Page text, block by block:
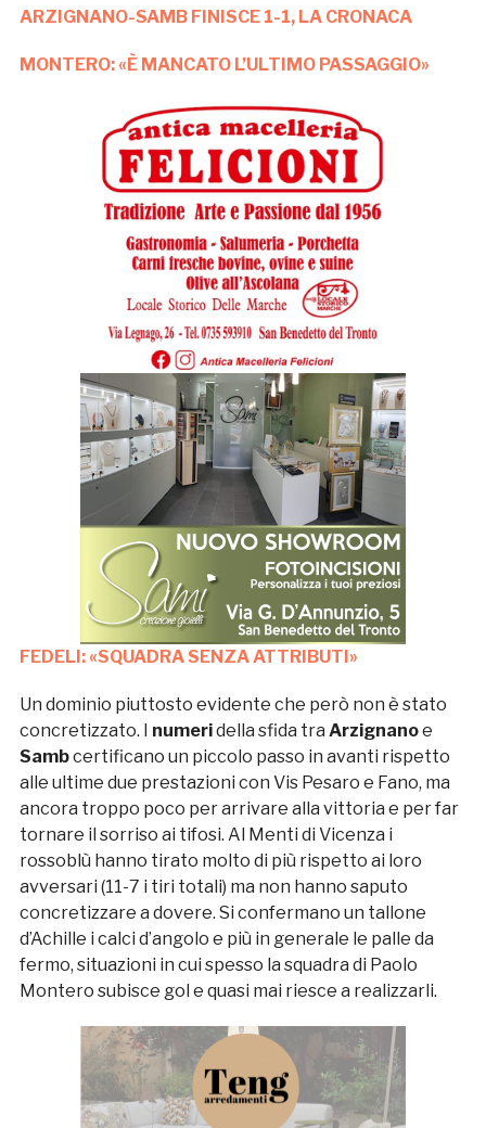
ARZIGNANO-SAMB FINISCE 1-1, LA CRONACA
MONTERO: «È MANCATO L’ULTIMO PASSAGGIO»
FEDELI: «SQUADRA SENZA ATTRIBUTI»
Un dominio piuttosto evidente che però non è stato
concretizzato. I numeridella sfida tra Arzignanoe
Sambcertificano un piccolo passo in avanti rispetto
alle ultime due prestazioni con Vis Pesaro e Fano, ma
ancora troppo poco per arrivare alla vittoria e per far
tornare il sorriso ai tifosi. Al Menti di Vicenza i
rossoblù hanno tirato molto di più rispetto ai loro
avversari (11-7 i tiri totali) ma non hanno saputo
concretizzare a dovere. Si confermano un tallone
d’Achille i calci d’angolo e più in generale le palle da
fermo, situazioni in cui spesso la squadra di Paolo
Montero subisce gol e quasi mai riesce a realizzarli.